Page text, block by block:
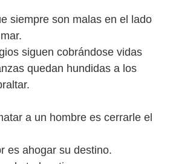
siempre son malas en el lado
siguen cobrándose vidas
quedan hundidas a los
a un hombre es cerrarle el
es ahogar su destino.